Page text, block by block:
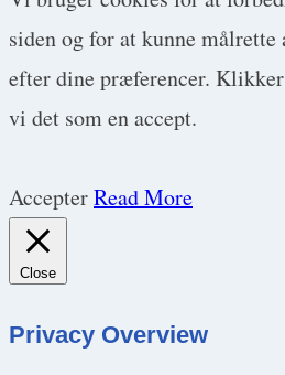
siden og for at kunne målrette
efter dine præferencer.
vi det som en accept.
AccepterRead More
Close
Privacy Overview